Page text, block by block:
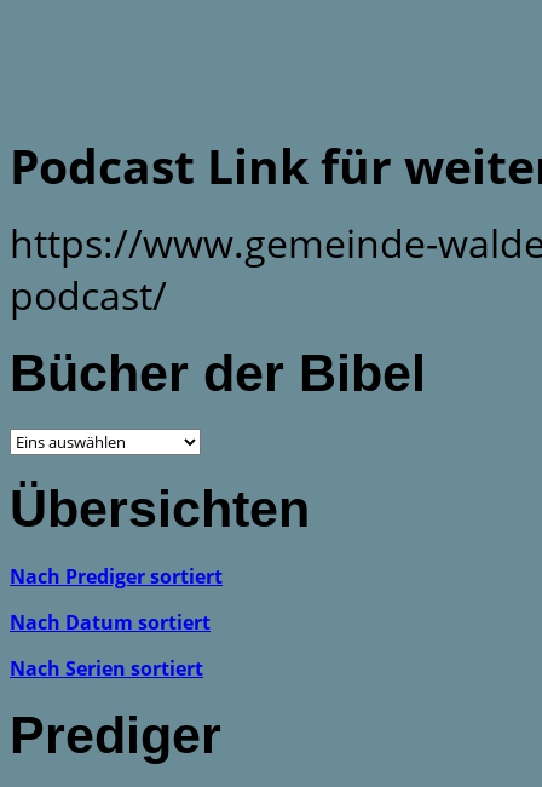
Podcast Link für
https://www.gemeinde-
podcast/
Bücher der Bibel
Übersichten
Nach Prediger sortiert
Nach Datum sortiert
Nach Serien sortiert
Prediger